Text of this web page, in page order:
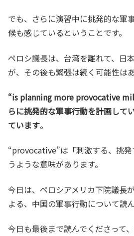
でも、さらに演習中に挑発的な軍
候も感じているということです。
ペロシ議長は、台湾を離れて、日
が、その後も緊張は続く可能性はあ
“is planning more provocative
らに挑発的な軍事行動を計画して
ています。
“provocative”は「刺激する、挑
うような意味があります。
今日は、ペロシアメリカ下院議長
よる、中国の軍事行動について読
今日も最後まで読んでくださって